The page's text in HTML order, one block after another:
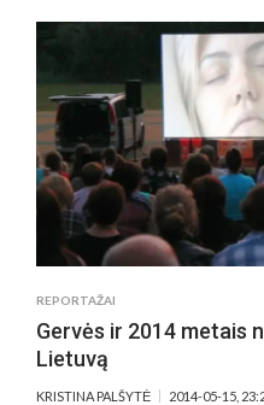
REPORTAŽAI
Gervės ir 2014 metais
Lietuvą
KRISTINA PALŠYTĖ 2014-05-15,